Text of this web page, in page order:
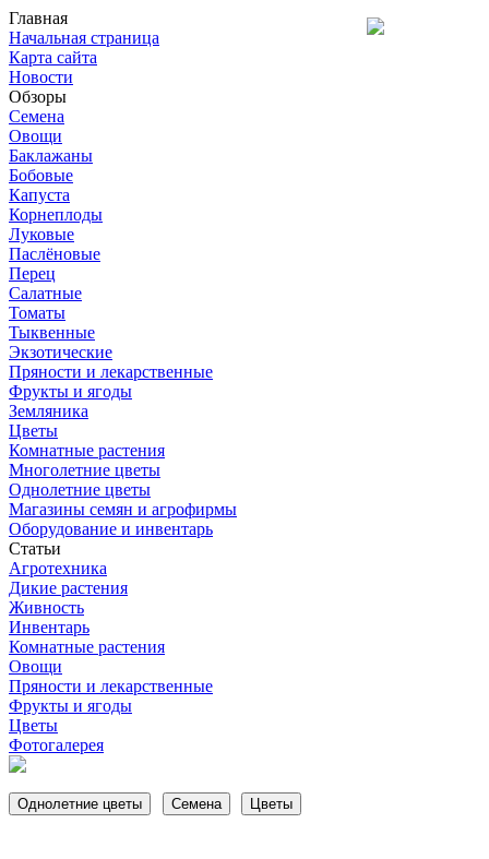
Главная
Начальная страница
Карта сайта
Новости
Обзоры
Семена
Овощи
Баклажаны
Бобовые
Капуста
Корнеплоды
Луковые
Паслёновые
Перец
Салатные
Томаты
Тыквенные
Экзотические
Пряности и лекарственные
Фрукты и ягоды
Земляника
Цветы
Комнатные растения
Многолетние цветы
Однолетние цветы
Магазины семян и агрофирмы
Оборудование и инвентарь
Статьи
Агротехника
Дикие растения
Живность
Инвентарь
Комнатные растения
Овощи
Пряности и лекарственные
Фрукты и ягоды
Цветы
Фотогалерея